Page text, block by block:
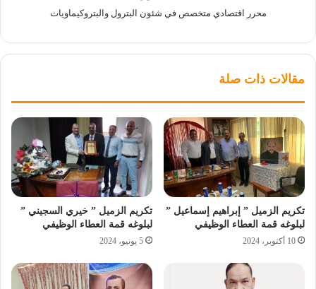
محرر اقتصادي متخصص في شئون البترول والبتروكيماويات
مقالات ذات صلة
تكريم الزميل ” إبراهيم إسماعيل ”
لبلوغه قمة العطاء الوظيفي
10 أكتوبر، 2024
تكريم الزميل ” خيري السجيني ”
لبلوغه قمة العطاء الوظيفي
5 يونيو، 2024